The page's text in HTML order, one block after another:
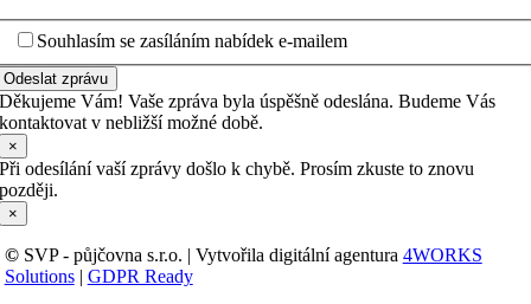
Souhlasím se zasíláním nabídek e-mailem
Odeslat zprávu
Děkujeme Vám! Vaše zpráva byla úspěšně odeslána. Budeme Vás
kontaktovat v nebližší možné době.
×
Při odesílání vaší zprávy došlo k chybě. Prosím zkuste to znovu
později.
×
© SVP - půjčovna s.r.o. | Vytvořila digitální agentura 4WORKS
Solutions| GDPR Ready